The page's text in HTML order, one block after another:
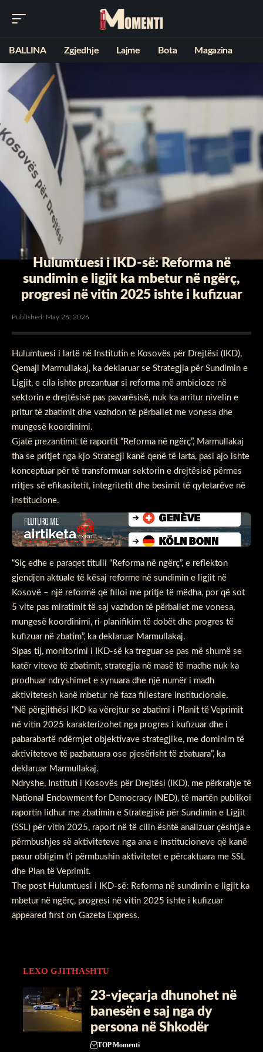
BALLINA Zgjedhje Lajme Bota Magazina
Hulumtuesi i IKD-së: Reforma në
sundimin e ligjit ka mbetur në ngërç,
progresi në vitin 2025 ishte i kufizuar
Published: May 26, 2026
Hulumtuesi i lartë në Institutin e Kosovës për Drejtësi (IKD),
Qemajl Marmullakaj, ka deklaruar se Strategjia për Sundimin e
Ligjit, e cila ishte prezantuar si reforma më ambicioze në
sektorin e drejtësisë pas pavarësisë, nuk ka arritur nivelin e
pritur të zbatimit dhe vazhdon të përballet me vonesa dhe
mungesë koordinimi.
Gjatë prezantimit të raportit “Reforma në ngërç”, Marmullakaj
tha se pritjet nga kjo Strategji kanë qenë të larta, pasi ajo ishte
konceptuar për të transformuar sektorin e drejtësisë përmes
rritjes së efikasitetit, integritetit dhe besimit të qytetarëve në
institucione.
“Siç edhe e paraqet titulli “Reforma në ngërç”, e reflekton
gjendjen aktuale të kësaj reforme në sundimin e ligjit në
Kosovë – një reformë që filloi me pritje të mëdha, por që sot
5 vite pas miratimit të saj vazhdon të përballet me vonesa,
mungesë koordinimi, ri-planifikim të dobët dhe progres të
kufizuar në zbatim”, ka deklaruar Marmullakaj.
Sipas tij, monitorimi i IKD-së ka treguar se pas më shumë se
katër viteve të zbatimit, strategjia në masë të madhe nuk ka
prodhuar ndryshimet e synuara dhe një numër i madh
aktivitetesh kanë mbetur në faza fillestare institucionale.
“Në përgjithësi IKD ka vërejtur se zbatimi i Planit të Veprimit
në vitin 2025 karakterizohet nga progres i kufizuar dhe i
pabarabartë ndërmjet objektivave strategjike, me dominim të
aktiviteteve të pazbatuara ose pjesërisht të zbatuara”, ka
deklaruar Marmullakaj.
Ndryshe, Instituti i Kosovës për Drejtësi (IKD), me përkrahje të
National Endowment for Democracy (NED), të martën publikoi
raportin lidhur me zbatimin e Strategjisë për Sundimin e Ligjit
(SSL) për vitin 2025, raport në të cilin është analizuar çështja e
përmbushjes së aktiviteteve nga ana e institucioneve që kanë
pasur obligim t’i përmbushin aktivitetet e përcaktuara me SSL
dhe Plan të Veprimit.
The post Hulumtuesi i IKD-së: Reforma në sundimin e ligjit ka
mbetur në ngërç, progresi në vitin 2025 ishte i kufizuar
appeared first on Gazeta Express.
LEXO GJITHASHTU
23-vjeçarja dhunohet në
banesën e saj nga dy
persona në Shkodër
TOP Momenti